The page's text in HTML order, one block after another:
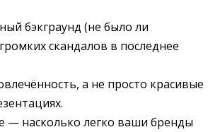
бэкграунд (не было ли
скандалов в последнее
а не просто красивые
— насколько легко ваши бренды